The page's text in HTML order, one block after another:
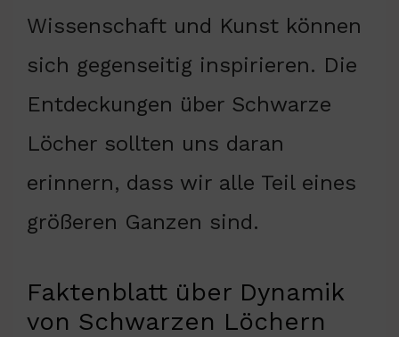
Wissenschaft und Kunst können
sich gegenseitig inspirieren. Die
Entdeckungen über Schwarze
Löcher sollten uns daran
erinnern, dass wir alle Teil eines
größeren Ganzen sind.
Faktenblatt über Dynamik
von Schwarzen Löchern